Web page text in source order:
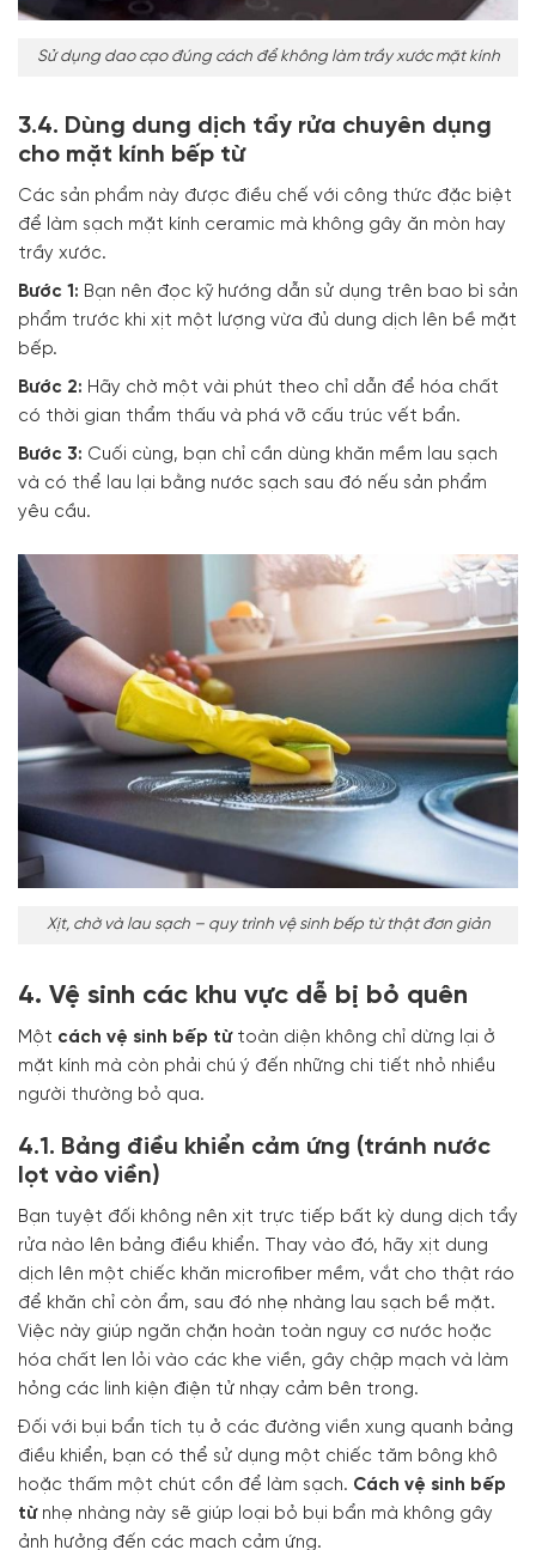
Sử dụng dao cạo đúng cách để không làm trầy xước mặt kính
3.4. Dùng dung dịch tẩy rửa chuyên dụng
cho mặt kính bếp từ
Các sản phẩm này được điều chế với công thức đặc biệt
để làm sạch mặt kính ceramic mà không gây ăn mòn hay
trầy xước.
Bước 1: Bạn nên đọc kỹ hướng dẫn sử dụng trên bao bì sản
phẩm trước khi xịt một lượng vừa đủ dung dịch lên bề mặt
bếp.
Bước 2: Hãy chờ một vài phút theo chỉ dẫn để hóa chất
có thời gian thẩm thấu và phá vỡ cấu trúc vết bẩn.
Bước 3: Cuối cùng, bạn chỉ cần dùng khăn mềm lau sạch
và có thể lau lại bằng nước sạch sau đó nếu sản phẩm
yêu cầu.
Xịt, chờ và lau sạch – quy trình vệ sinh bếp từ thật đơn giản
4. Vệ sinh các khu vực dễ bị bỏ quên
Một cách vệ sinh bếp từtoàn diện không chỉ dừng lại ở
mặt kính mà còn phải chú ý đến những chi tiết nhỏ nhiều
người thường bỏ qua.
4.1. Bảng điều khiển cảm ứng (tránh nước
lọt vào viền)
Bạn tuyệt đối không nên xịt trực tiếp bất kỳ dung dịch tẩy
rửa nào lên bảng điều khiển. Thay vào đó, hãy xịt dung
dịch lên một chiếc khăn microfiber mềm, vắt cho thật ráo
để khăn chỉ còn ẩm, sau đó nhẹ nhàng lau sạch bề mặt.
Việc này giúp ngăn chặn hoàn toàn nguy cơ nước hoặc
hóa chất len lỏi vào các khe viền, gây chập mạch và làm
hỏng các linh kiện điện tử nhạy cảm bên trong.
Đối với bụi bẩn tích tụ ở các đường viền xung quanh bảng
điều khiển, bạn có thể sử dụng một chiếc tăm bông khô
hoặc thấm một chút cồn để làm sạch. Cách vệ sinh bếp
từ nhẹ nhàng này sẽ giúp loại bỏ bụi bẩn mà không gây
ảnh hưởng đến các mạch cảm ứng.